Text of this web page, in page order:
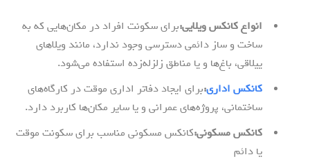
انواع کانکس ویلایی:برای سکونت افراد در مکان‌هایی که به
ساخت و ساز دائمی دسترسی وجود ندارد، مانند ویلاهای
ییلاقی، باغ‌ها و یا مناطق زلزله‌زده استفاده می‌شود.
کانکس اداری:برای ایجاد دفاتر اداری موقت در کارگاه‌های
ساختمانی، پروژه‌های عمرانی و یا سایر مکان‌ها کاربرد دارد.
کانکس مسکونی:کانکس مسکونی مناسب برای سکونت موقت
یا دائم